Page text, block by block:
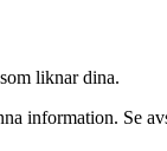
liknar dina.
information. Se